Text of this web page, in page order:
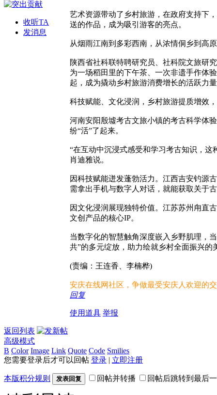
收听TA
发消息
艺术资源带动了乡村旅游，在政府支持下
送的作品，成为吸引游客的亮点。
从烟雨江南到多彩西南，从浓情侗乡到高
陕西省社科联特聘研究员、社科院文旅研
为一场稻田里的下午茶、一次非遗手作体
起，成为撬动乡村旅游消费增长的活跃力
科技赋能、文化浸润，乡村旅游提质增效
河南安阳殷墟考古文旅小镇的考古科学体
纷“活”了起来。
“在互动中沉浸式感受和学习考古知识，
肖迪雅说。
因科技赋能迸发蓬勃活力。江西吉安钓源
需拿出手机与数字人对话，就能获取关于
因文化浸润展现独特价值。江苏苏州甪直
文创产品的核心IP。
当数字化的智慧触角深度嵌入乡野肌理，
共”的多元绽放，助力绘就乡村全面振兴
(责编：王连香、李楠桦)
安庆在线网社区，争做最受安庆人欢迎的
回复
使用道具 举报
返回列表
高级模式
B Color Image Link Quote Code Smilies
您需要登录后才可以回帖 登录 | 立即注册
本版积分规则 发表回复 回帖并转播 回帖后跳转到最后